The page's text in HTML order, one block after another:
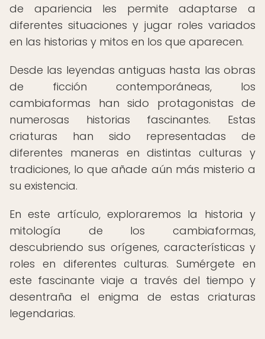
de apariencia les permite adaptarse a
diferentes situaciones y jugar roles variados
en las historias y mitos en los que aparecen.
Desde las leyendas antiguas hasta las obras
de ficción contemporáneas, los
cambiaformas han sido protagonistas de
numerosas historias fascinantes. Estas
criaturas han sido representadas de
diferentes maneras en distintas culturas y
tradiciones, lo que añade aún más misterio a
su existencia.
En este artículo, exploraremos la historia y
mitología de los cambiaformas,
descubriendo sus orígenes, características y
roles en diferentes culturas. Sumérgete en
este fascinante viaje a través del tiempo y
desentraña el enigma de estas criaturas
legendarias.